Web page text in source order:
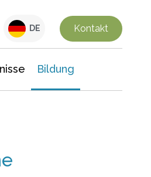
DE Kontakt
Bildung